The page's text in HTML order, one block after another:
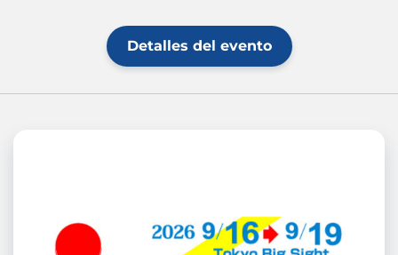
Detalles del evento